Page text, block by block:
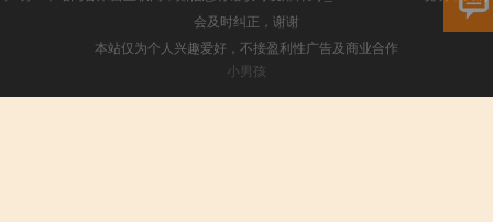
会及时纠正，谢谢
本站仅为个人兴趣爱好，不接盈利性广告及商业合作
小男孩